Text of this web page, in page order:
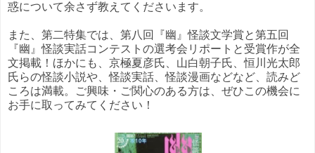
惑について余さず教えてくださいます。
また、第二特集では、第八回『幽』怪談文学賞と第五回
『幽』怪談実話コンテストの選考会リポートと受賞作が全
文掲載！ほかにも、京極夏彦氏、山白朝子氏、恒川光太郎
氏らの怪談小説や、怪談実話、怪談漫画などなど、読みど
ころは満載。ご興味・ご関心のある方は、ぜひこの機会に
お手に取ってみてください！